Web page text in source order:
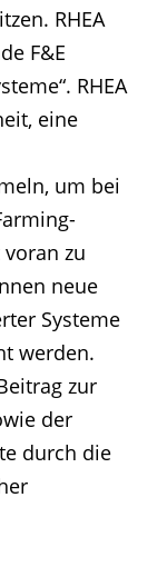
RHEA
F&E
RHEA
eine
um bei
zu
neue
Systeme
werden.
zur
der
durch die